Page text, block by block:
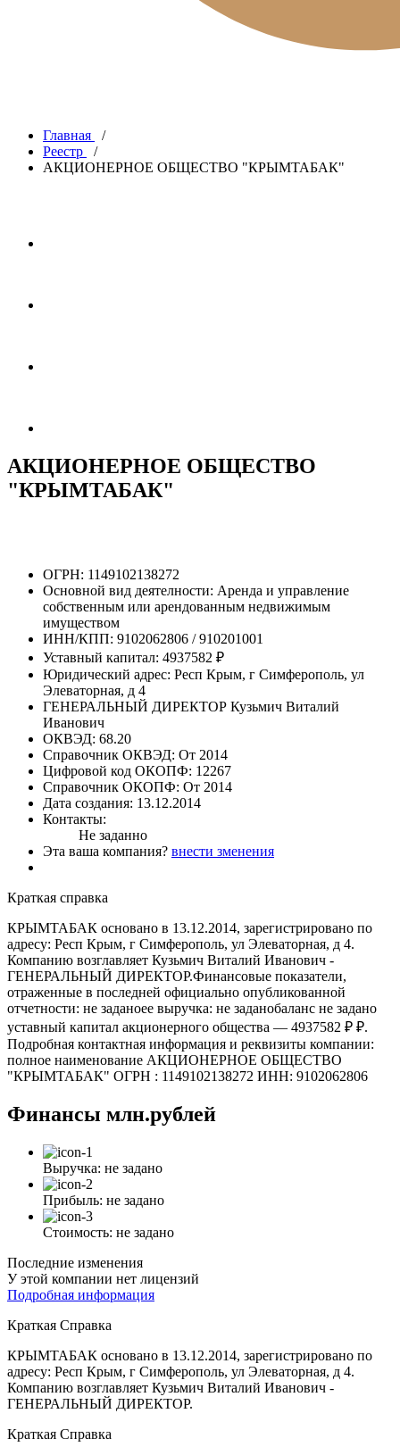
Главная
/
Реестр
/
АКЦИОНЕРНОЕ ОБЩЕСТВО "КРЫМТАБАК"
АКЦИОНЕРНОЕ ОБЩЕСТВО
"КРЫМТАБАК"
ОГРН: 1149102138272
Основной вид деятелности: Аренда и управление
собственным или арендованным недвижимым
имуществом
ИНН/КПП: 9102062806 / 910201001
Уставный капитал: 4937582 ₽
Юридический адрес: Респ Крым, г Симферополь, ул
Элеваторная, д 4
ГЕНЕРАЛЬНЫЙ ДИРЕКТОР Кузьмич Виталий
Иванович
ОКВЭД: 68.20
Справочник ОКВЭД: От 2014
Цифровой код ОКОПФ: 12267
Справочник ОКОПФ: От 2014
Дата создания: 13.12.2014
Контакты:
Не заданно
Эта ваша компания? внести зменения
Краткая справка
КРЫМТАБАК основано в 13.12.2014, зарегистрировано по
адресу: Респ Крым, г Симферополь, ул Элеваторная, д 4.
Компанию возглавляет Кузьмич Виталий Иванович -
ГЕНЕРАЛЬНЫЙ ДИРЕКТОР.Финансовые показатели,
отраженные в последней официально опубликованной
отчетности: не заданоее выручка: не заданобаланс не задано
уставный капитал акционерного общества — 4937582 ₽ ₽.
Подробная контактная информация и реквизиты компании:
полное наименование АКЦИОНЕРНОЕ ОБЩЕСТВО
"КРЫМТАБАК" ОГРН : 1149102138272 ИНН: 9102062806
Финансы млн.рублей
Выручка: не задано
Прибыль: не задано
Стоимость: не задано
Последние изменения
У этой компании нет лицензий
Подробная информация
Краткая Справка
КРЫМТАБАК основано в 13.12.2014, зарегистрировано по
адресу: Респ Крым, г Симферополь, ул Элеваторная, д 4.
Компанию возглавляет Кузьмич Виталий Иванович -
ГЕНЕРАЛЬНЫЙ ДИРЕКТОР.
Краткая Справка